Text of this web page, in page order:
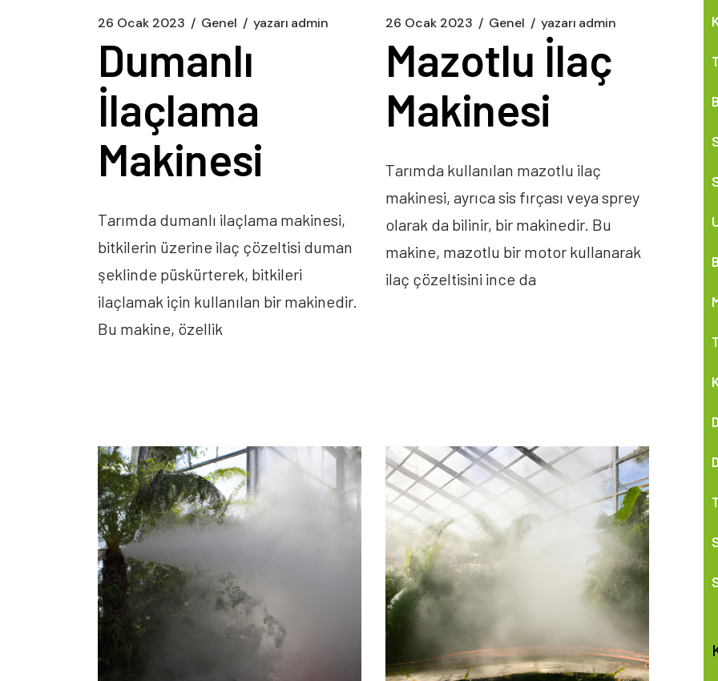
26 Ocak 2023 Genel yazarı admin
Dumanlı
İlaçlama
Makinesi
Tarımda dumanlı ilaçlama makinesi,
bitkilerin üzerine ilaç çözeltisi duman
şeklinde püskürterek, bitkileri
ilaçlamak için kullanılan bir makinedir.
Bu makine, özellik
26 Ocak 2023 Genel yazarı admin
Mazotlu İlaç
Makinesi
Tarımda kullanılan mazotlu ilaç
makinesi, ayrıca sis fırçası veya sprey
olarak da bilinir, bir makinedir. Bu
makine, mazotlu bir motor kullanarak
ilaç çözeltisini ince da